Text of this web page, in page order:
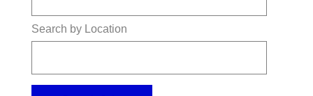
Search by Location